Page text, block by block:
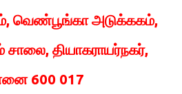
வெண்பூங்கா அடுக்ககம்,
தியாகராயர்நகர்,
600 017